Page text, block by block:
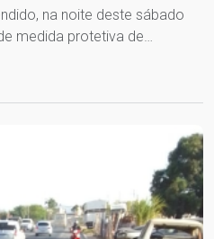
na noite deste sábado
medida protetiva de…